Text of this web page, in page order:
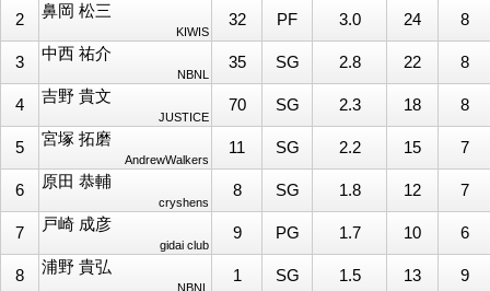
2 鼻岡 松三
KIWIS
32 PF 3.0 24 8
3 中西 祐介
NBNL
35 SG 2.8 22 8
4 吉野 貴文
JUSTICE
70 SG 2.3 18 8
5 宮塚 拓磨
AndrewWalkers
11 SG 2.2 15 7
6 原田 恭輔
cryshens
8 SG 1.8 12 7
7 戸崎 成彦
gidai club
9 PG 1.7 10 6
8 浦野 貴弘
NBNL
1 SG 1.5 13 9